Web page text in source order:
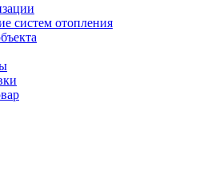
систем отопления